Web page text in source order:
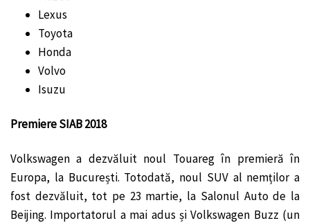
Lexus
Toyota
Honda
Volvo
Isuzu
Premiere SIAB 2018
Volkswagen a dezvăluit noul Touareg în premieră în
Europa, la București. Totodată, noul SUV al nemților a
fost dezvăluit, tot pe 23 martie, la Salonul Auto de la
Beijing. Importatorul a mai adus și Volkswagen Buzz (un